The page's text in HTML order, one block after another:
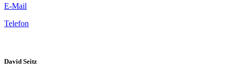
E-Mail
Telefon
David Seitz